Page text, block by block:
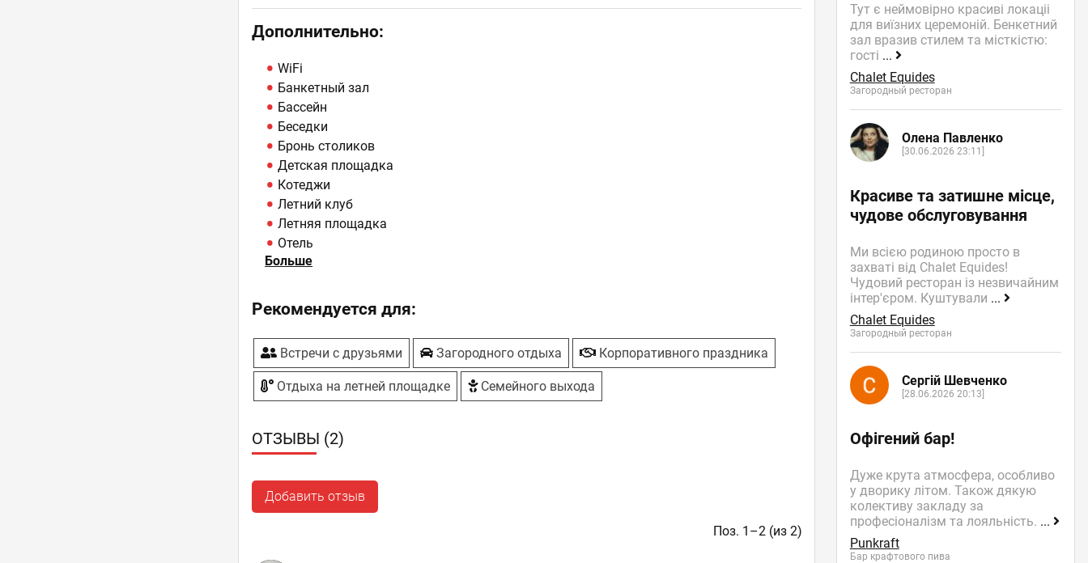
Дополнительно:
WiFi
Банкетный зал
Бассейн
Беседки
Бронь столиков
Детская площадка
Котеджи
Летний клуб
Летняя площадка
Отель
Парковка
Свадьбы
У воды
Больше
Рекомендуется для:
Встречи с друзьями Загородного отдыха Корпоративного праздника
Отдыха на летней площадке Семейного выхода
ОТЗЫВЫ (2)
Добавить отзыв
Поз. 1–2 (из 2)
Тут є неймовірно красиві локаціі
для виїзних церемоній. Бенкетний
зал вразив стилем та місткістю:
гості ...
Chalet Equides
Загородный ресторан
Олена Павленко
[30.06.2026 23:11]
Красиве та затишне місце,
чудове обслуговування
Ми всією родиною просто в
захваті від Chalet Equides!
Чудовий ресторан із незвичайним
інтер'єром. Куштували ...
Chalet Equides
Загородный ресторан
Сергій Шевченко
[28.06.2026 20:13]
Офігений бар!
Дуже крута атмосфера, особливо
у дворику літом. Також дякую
колективу закладу за
професіоналізм та лояльність. ...
Punkraft
Бар крафтового пива